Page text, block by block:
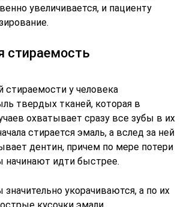
увеличивается, и пациенту
стираемость
у человека
твердых тканей, которая в
охватывает сразу все зубы в их
стирается эмаль, а вслед за ней
дентин, причем по мере потери
начинают идти быстрее.
укорачиваются, а по их